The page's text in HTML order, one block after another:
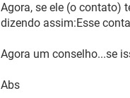
Agora, se ele (o contato)
dizendo assim:Esse
Agora um conselho...se
Abs